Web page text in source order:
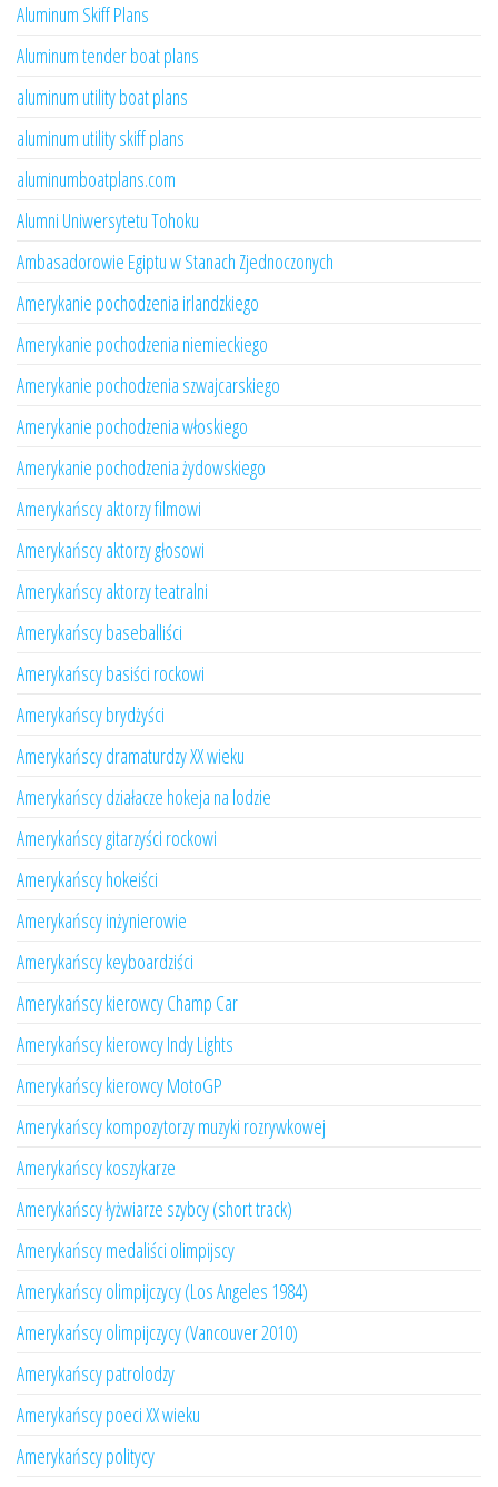
Aluminum Skiff Plans
Aluminum tender boat plans
aluminum utility boat plans
aluminum utility skiff plans
aluminumboatplans.com
Alumni Uniwersytetu Tohoku
Ambasadorowie Egiptu w Stanach Zjednoczonych
Amerykanie pochodzenia irlandzkiego
Amerykanie pochodzenia niemieckiego
Amerykanie pochodzenia szwajcarskiego
Amerykanie pochodzenia włoskiego
Amerykanie pochodzenia żydowskiego
Amerykańscy aktorzy filmowi
Amerykańscy aktorzy głosowi
Amerykańscy aktorzy teatralni
Amerykańscy baseballiści
Amerykańscy basiści rockowi
Amerykańscy brydżyści
Amerykańscy dramaturdzy XX wieku
Amerykańscy działacze hokeja na lodzie
Amerykańscy gitarzyści rockowi
Amerykańscy hokeiści
Amerykańscy inżynierowie
Amerykańscy keyboardziści
Amerykańscy kierowcy Champ Car
Amerykańscy kierowcy Indy Lights
Amerykańscy kierowcy MotoGP
Amerykańscy kompozytorzy muzyki rozrywkowej
Amerykańscy koszykarze
Amerykańscy łyżwiarze szybcy (short track)
Amerykańscy medaliści olimpijscy
Amerykańscy olimpijczycy (Los Angeles 1984)
Amerykańscy olimpijczycy (Vancouver 2010)
Amerykańscy patrolodzy
Amerykańscy poeci XX wieku
Amerykańscy politycy